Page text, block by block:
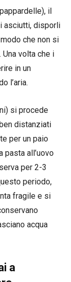
il
asciutti, disporli
che non si
volta che i
in un
l’aria.
si procede
distanziati
per un paio
pasta all’uovo
per 2-3
periodo,
fragile e si
acqua
a